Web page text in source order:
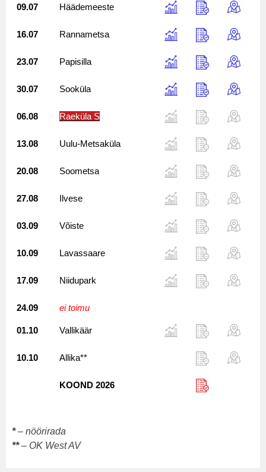
09.07 Häädemeeste
16.07 Rannametsa
23.07 Papisilla
30.07 Sooküla
06.08 Raeküla S
13.08 Uulu-Metsaküla
20.08 Soometsa
27.08 Ilvese
03.09 Võiste
10.09 Lavassaare
17.09 Niidupark
24.09 ei toimu
01.10 Vallikäär
10.10 Allika**
KOOND 2026
*– nöörirada
**– OK West AV